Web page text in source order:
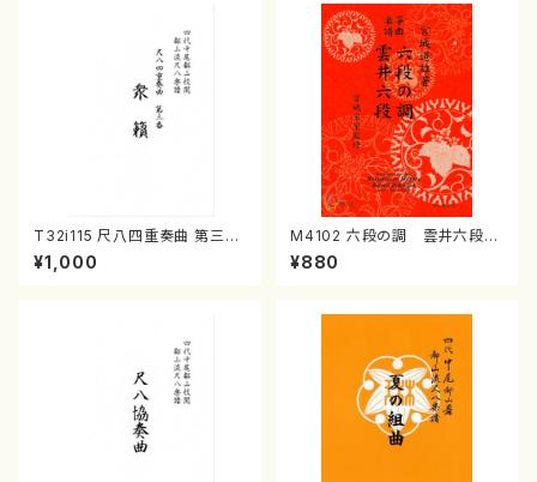
T32i115 尺八四重奏曲 第三番
衆籟（尺八/初代 山本邦山/尺
八/都山式譜）都山流公刊楽譜曲
¥1,000
M4102 六段の調 雲井六段
（箏/宮城道雄著・宮城宗家監修/
箏曲古典楽譜）
¥880